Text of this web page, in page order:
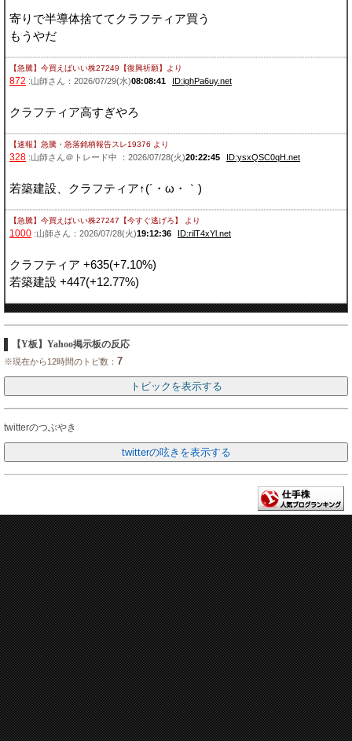
寄りで半導体捨ててクラフティア買う
もうやだ
【急騰】今買えばいい株27249【復興祈願】 より
872 :山師さん：2026/07/29(水)08:08:41 ID:ighPa6uy.net
クラフティア高すぎやろ
【速報】急騰・急落銘柄報告スレ19376 より
328 :山師さん＠トレード中 ：2026/07/28(火)20:22:45 ID:ysxQSC0qH.net
若築建設、クラフティア↑(´・ω・｀)
【急騰】今買えばいい株27247【今すぐ逃げろ】 より
1000 :山師さん：2026/07/28(火)19:12:36 ID:rilT4xYl.net
クラフティア +635(+7.10%)
若築建設 +447(+12.77%)
【Y板】Yahoo掲示板の反応
※現在から12時間のトピ数： 7
twitterのつぶやき